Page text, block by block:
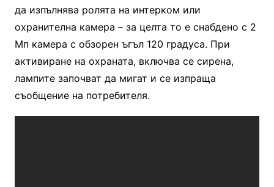
да изпълнява ролята на интерком или
охранителна камера – за целта то е снабдено с 2
Мп камера с обзорен ъгъл 120 градуса. При
активиране на охраната, включва се сирена,
лампите започват да мигат и се изпраща
съобщение на потребителя.